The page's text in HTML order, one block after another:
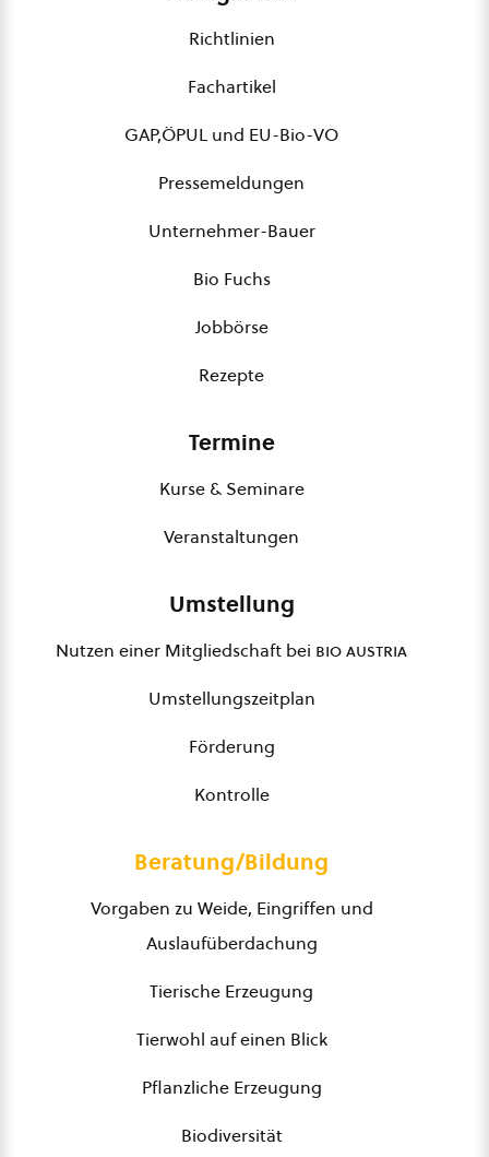
Richtlinien
Fachartikel
GAP,ÖPUL und EU-Bio-VO
Pressemeldungen
Unternehmer-Bauer
Bio Fuchs
Jobbörse
Rezepte
Termine
Kurse & Seminare
Veranstaltungen
Umstellung
Nutzen einer Mitgliedschaft bei bio austria
Umstellungszeitplan
Förderung
Kontrolle
Beratung/Bildung
Vorgaben zu Weide, Eingriffen und
Auslaufüberdachung
Tierische Erzeugung
Tierwohl auf einen Blick
Pflanzliche Erzeugung
Biodiversität